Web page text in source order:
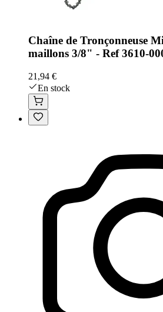
Chaîne de Tronçonneuse
maillons 3/8" - Ref 3610-
21,94 €
En stock